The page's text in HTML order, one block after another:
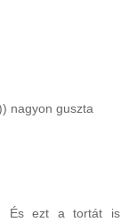
nagyon guszta
És ezt a tortát is